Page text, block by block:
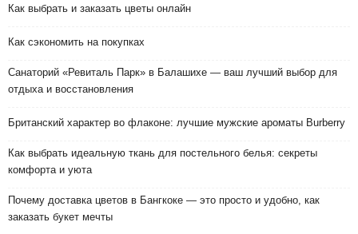
Как выбрать и заказать цветы онлайн
Как сэкономить на покупках
Санаторий «Ревиталь Парк» в Балашихе — ваш лучший выбор для
отдыха и восстановления
Британский характер во флаконе: лучшие мужские ароматы Burberry
Как выбрать идеальную ткань для постельного белья: секреты
комфорта и уюта
Почему доставка цветов в Бангкоке — это просто и удобно, как
заказать букет мечты